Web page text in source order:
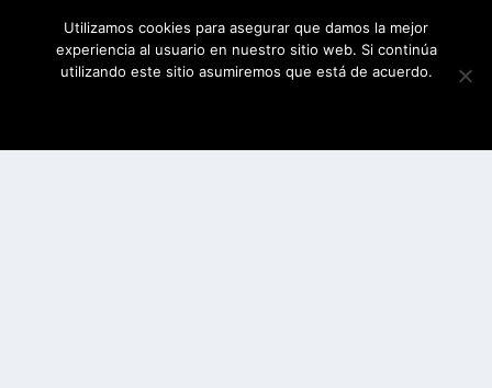
Utilizamos cookies para asegurar que damos la mejor
experiencia al usuario en nuestro sitio web. Si continúa
utilizando este sitio asumiremos que está de acuerdo.